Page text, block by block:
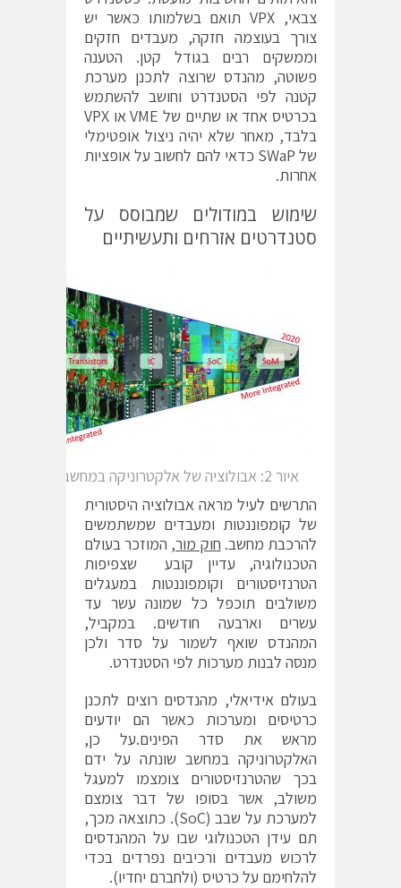
צבאי, VPX תואם בשלמותו כאשר יש
צורך בעוצמה חזקה, מעבדים חזקים
וממשקים רבים בגודל קטן. הטענה
פשוטה, מהנדס שרוצה לתכנן מערכת
קטנה לפי הסטנדרט וחושב להשתמש
בכרטיס אחד או שתיים של VME או VPX
בלבד, מאחר שלא יהיה ניצול אופטימלי
של SWaP כדאי להם לחשוב על אופציות
אחרות.
שימוש במודולים שמבוסס על
סטנדרטים אזרחים ותעשיתיים
איור 2: אבולוציה של אלקטרוניקה במחשבים
התרשים לעיל מראה אבולוציה היסטורית
של קומפוננטות ומעבדים שמשתמשים
להרכבת מחשב. חוק מור, המוזכר בעולם
הטכנולוגיה, עדיין קובע שצפיפות
הטרנזיסטורים וקומפוננטות במעגלים
משולבים תוכפל כל שמונה עשר עד
עשרים וארבעה חודשים. במקביל,
המהנדס שואף לשמור על סדר ולכן
מנסה לבנות מערכות לפי הסטנדרט.
בעולם אידיאלי, מהנדסים רוצים לתכנן
כרטיסים ומערכות כאשר הם יודעים
מראש את סדר הפינים.על כן,
האלקטרוניקה במחשב שונתה על ידם
בכך שהטרנזיסטורים צומצמו למעגל
משולב, אשר בסופו של דבר צומצם
למערכת על שבב (SoC). כתוצאה מכך,
תם עידן הטכנולוגי שבו על המהנדסים
לרכוש מעבדים ורכיבים נפרדים בכדי
להלחימם על כרטיס (ולחברם יחדיו).